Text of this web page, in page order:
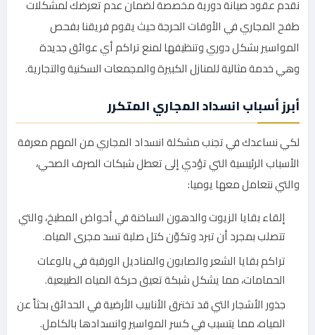
نقدم عقود صيانة دورية مخصصة لضمان عدم تعرضك لمشكلات
طفح المجاري في الأوقات الحرجة حيث يقوم فريقنا بفحص
المواسير بشكل دوري وتنظيفها لمنع تراكم أي عوائق جديدة
وهي خدمة مثالية للمنازل الكبيرة والمجمعات السكنية والتجارية.
أبرز أسباب انسداد المجاري المتكرر
لكي نساعدك في تجنب مشكلة انسداد المجاري من المهم معرفة
الأسباب الرئيسية التي تؤدي إلى تعطل شبكات الصرف الصحي،
والتي نتعامل معها يوميا:
إلقاء بقايا الزيوت والدهون الساخنة في أحواض المطبخ، والتي
تتصلب بمجرد أن تبرد وتكوّن كتل صلبة تسد مجرى المياه.
تراكم بقايا الشعر والصابون والمناديل الورقية في بالوعات
الحمامات، مما يشكل شبكة تعيق حركة المياه الطبيعية.
جذور الأشجار التي قد تخترق الأنابيب الأرضية في الحدائق بحثاً عن
المياه، مما يتسبب في كسر المواسير وانسدادها بالكامل.